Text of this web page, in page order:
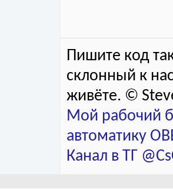
Пишите код
склонный к
живёте. ©
Мой рабочий
автоматику
Канал в ТГ